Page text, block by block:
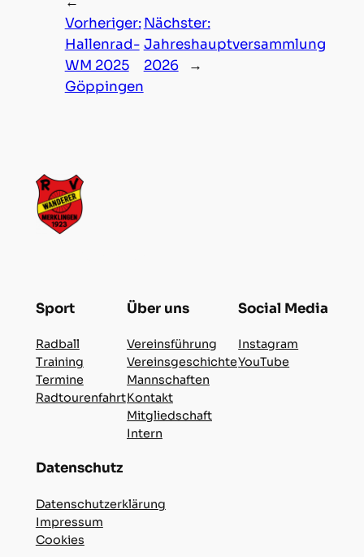
Vorheriger:
Hallenrad-
WM 2025
Göppingen
Nächster:
Jahreshauptversammlung
2026
→
Sport
Radball
Training
Termine
Radtourenfahrt
Über uns
Vereinsführung
Vereinsgeschichte
Mannschaften
Kontakt
Mitgliedschaft
Intern
Social Media
Instagram
YouTube
Datenschutz
Datenschutzerklärung
Impressum
Cookies